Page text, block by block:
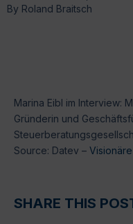
By Roland Braitsch
Marina Eibl im Interview:
Gründerin und
Source: Datev –
SHARE THIS